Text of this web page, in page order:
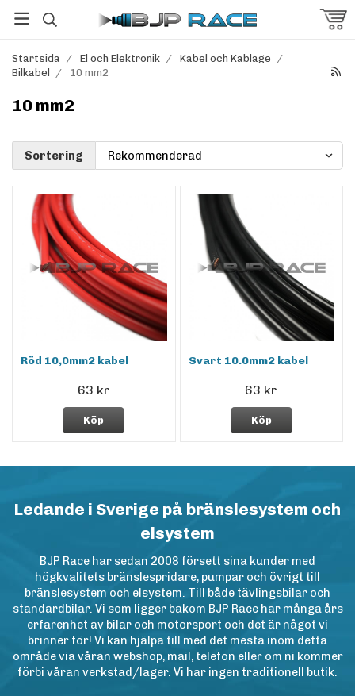
Startsida / El och Elektronik / Kabel och Kablage /
Bilkabel
/ 10 mm2
10 mm2
Sortering
Röd 10,0mm2 kabel
63 kr
Köp
Svart 10.0mm2 kabel
63 kr
Köp
Ledande i Sverige på bränslesystem och
elsystem
BJP Race har sedan 2008 försett sina kunder med
högkvalitets bränslespridare, pumpar och övrigt till
bränslesystem och elsystem. Till både tävlingsbilar och
standardbilar. Vi som ligger bakom BJP Race har många års
erfarenhet av bilar och motorsport och det är något vi
brinner för! Vi kan hjälpa till med det mesta inom detta
område via våran webshop, mail, telefon eller om ni kommer
förbi våran verkstad/lager. Vi har ingen traditionell butik.